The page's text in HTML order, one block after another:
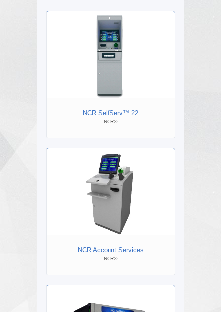
NCR SelfServ™ 22
NCR®
NCR Account Services
NCR®